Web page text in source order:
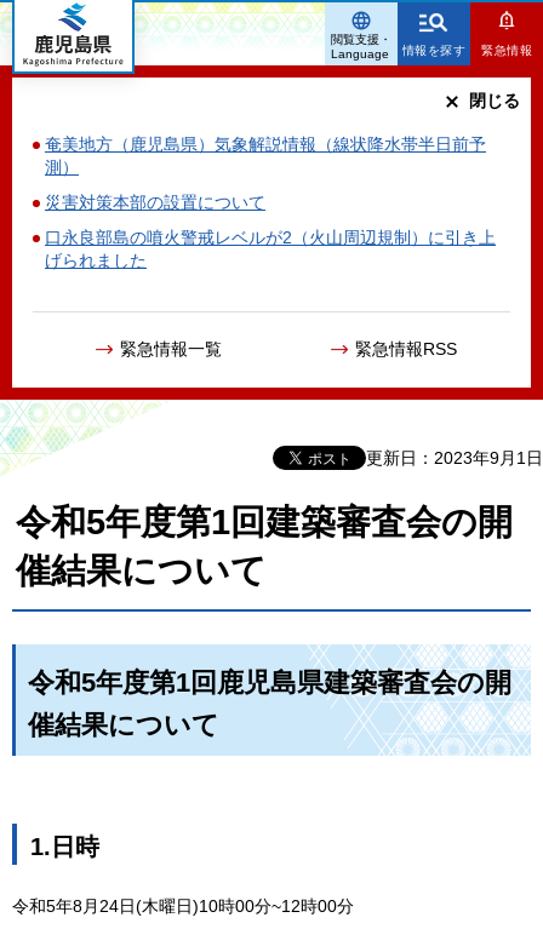
鹿児島県
情報を探す 緊急情報
奄美地方（鹿児島県）気象解説情報（線状降水帯半日前予
測）
災害対策本部の設置について
口永良部島の噴火警戒レベルが2（火山周辺規制）に引き上
げられました
緊急情報一覧 緊急情報RSS
閉じる
閲覧支援・
Language
更新日：2023年9月1日
令和5年度第1回建築審査会の開
催結果について
令和5年度第1回鹿児島県建築審査会の開
催結果について
1.日時
令和5年8月24日(木曜日)10時00分~12時00分